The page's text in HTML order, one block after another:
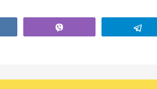
de noi este nevoie de fișă
pentru înregistrare. Și
i-a cu asalt nu…